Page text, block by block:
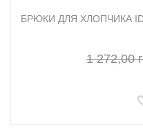
БРЮКИ ДЛЯ ХЛОПЧИКА
1 272,00